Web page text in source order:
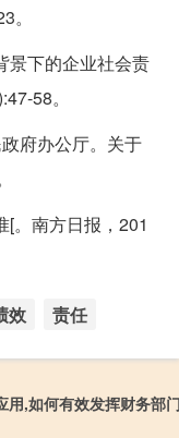
。
景下的企业社会责
58。
府办公厅。关于
[。南方日报，201
效 责任
用,如何有效发挥财务部